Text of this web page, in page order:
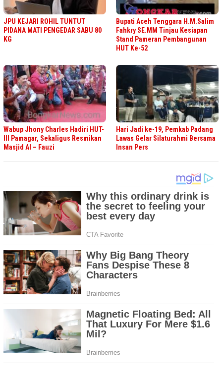
JPU KEJARI ROHIL TUNTUT
PIDANA MATI PENGEDAR SABU 80
KG
Bupati Aceh Tenggara H.M.Salim
Fahkry SE.MM Tinjau Kesiapan
Stand Pameran Pembangunan
HUT Ke-52
Wabup Jhony Charles Hadiri HUT-
III Pamagar, Sekaligus Resmikan
Masjid Al – Fauzi
Hari Jadi ke-19, Pemkab Padang
Lawas Gelar Silaturahmi Bersama
Insan Pers